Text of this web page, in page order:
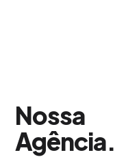
Nossa
Agência.